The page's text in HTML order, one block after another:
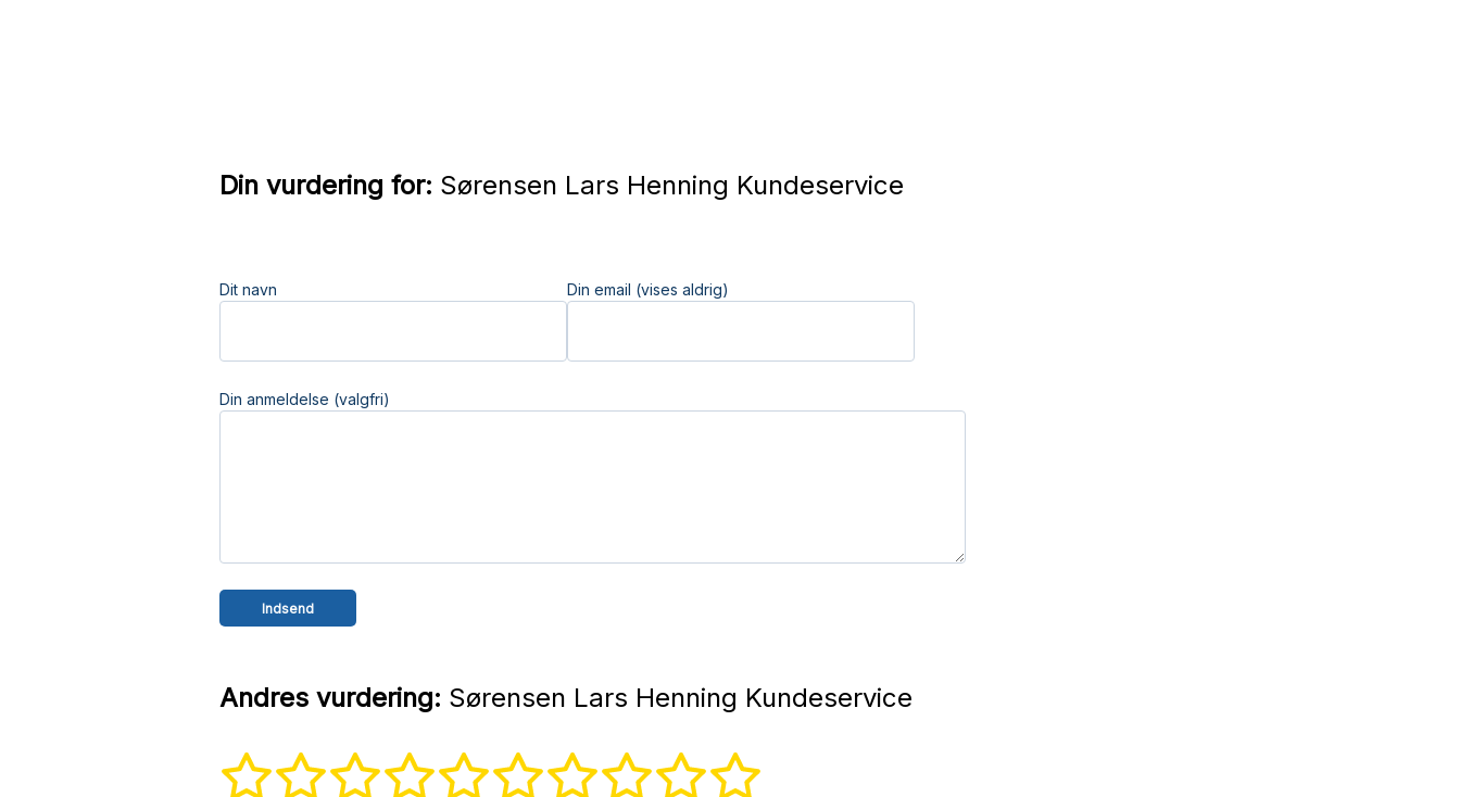
Din vurdering for: Sørensen Lars Henning Kundeservice
Dit navn Din email (vises aldrig)
Din anmeldelse (valgfri)
Andres vurdering: Sørensen Lars Henning Kundeservice